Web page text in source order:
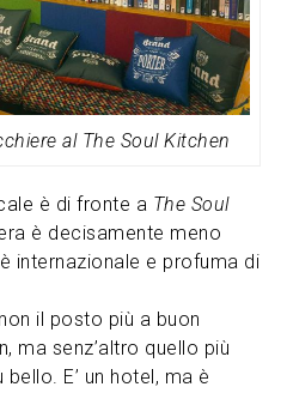
al The Soul Kitchen
è di fronte a The Soul
è decisamente meno
internazionale e profuma di
il posto più a buon
ma senz’altro quello più
E’ un hotel, ma è